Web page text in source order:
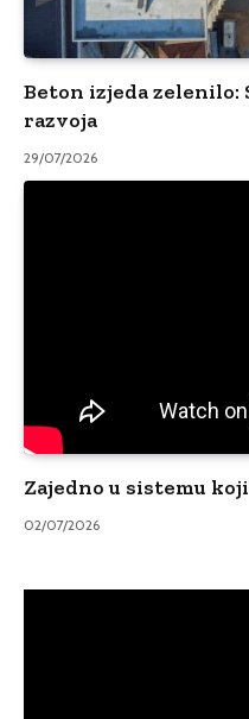
Beton izjeda zelenilo:
razvoja
29/07/2026
Zajedno u sistemu
02/07/2026